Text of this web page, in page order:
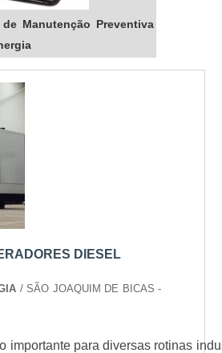
Manutenção Preventiva
DIESEL
/ SÃO JOAQUIM DE BICAS -
importante para diversas rotinas